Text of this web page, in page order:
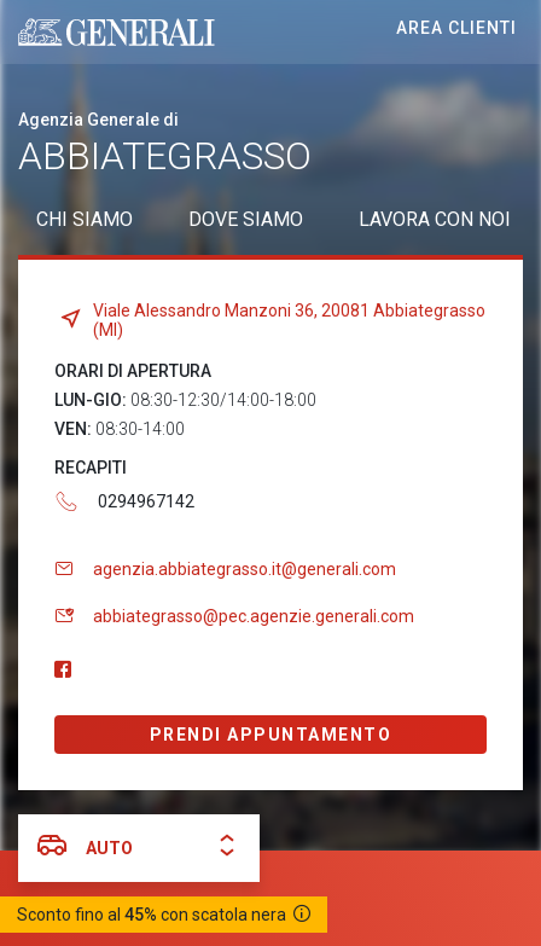
Generali logo
AREA CLIENTI
Agenzia Generale di
ABBIATEGRASSO
CHI SIAMO DOVE SIAMO LAVORA CON NOI
Viale Alessandro Manzoni 36, 20081 Abbiategrasso
(MI)
ORARI DI APERTURA
LUN-GIO: 08:30-12:30/14:00-18:00
VEN: 08:30-14:00
RECAPITI
0294967142
agenzia.abbiategrasso.it@generali.com
abbiategrasso@pec.agenzie.generali.com
PRENDI APPUNTAMENTO
AUTO
Sconto fino al 45% con scatola nera